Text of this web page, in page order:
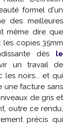
formel d'un
des meilleures
même dire que
copies 35mm
dès le
un travail de
les noirs... et qui
une facture sans
de gris et
outre ce rendu,
précis qui